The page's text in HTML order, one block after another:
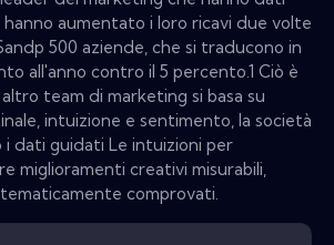
aumentato i loro ricavi due volte
500 aziende, che si traducono in
all'anno contro il 5 percento.1 Ciò è
team di marketing si basa su
intuizione e sentimento, la società
i dati guidati Le intuizioni per
miglioramenti creativi misurabili,
comprovati.